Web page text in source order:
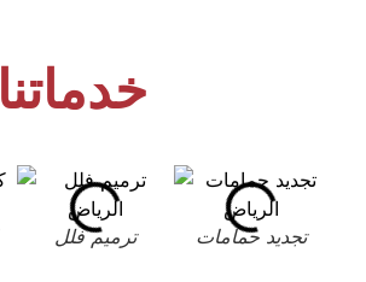
خدماتنا
ترميم فلل تجديد حمامات